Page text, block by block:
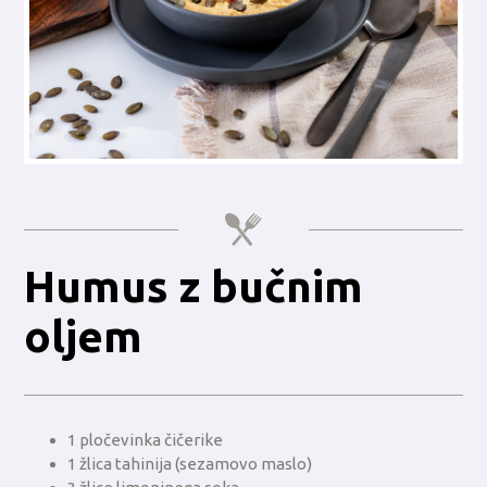
Humus z bučnim
oljem
1 pločevinka čičerike
1 žlica tahinija (sezamovo maslo)